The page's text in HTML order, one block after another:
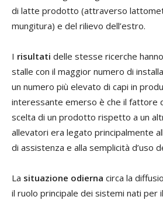
di latte prodotto (attraverso
mungitura) e del rilievo dell’estro.
I risultati delle stesse ricerche
stalle con il maggior numero di
un numero più elevato di capi in
interessante emerso è che il fattore
scelta di un prodotto rispetto a un
allevatori era legato principalmente
di assistenza e alla semplicità d’uso
La situazione odierna circa la
il ruolo principale dei sistemi nati per